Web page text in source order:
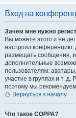
Вход на
Зачем мне нужно
Вы можете этого и не
настроил конференцию:
размещать сообщения,
дополнительные
пользователям:
участие в группах и т. д.
поэтому мы
Вернуться к началу
Что такое COPPA?